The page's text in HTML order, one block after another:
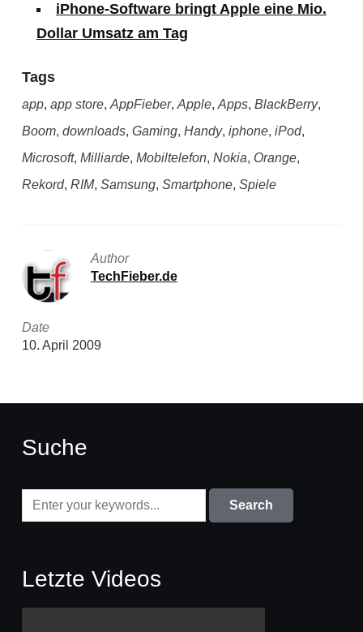
iPhone-Software bringt Apple eine Mio.
Dollar Umsatz am Tag
Tags
app, app store, AppFieber, Apple, Apps, BlackBerry,
Boom, downloads, Gaming, Handy, iphone, iPod,
Microsoft, Milliarde, Mobiltelefon, Nokia, Orange,
Rekord, RIM, Samsung, Smartphone, Spiele
Author
TechFieber.de
Date
10. April 2009
Suche
Letzte Videos